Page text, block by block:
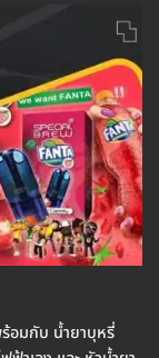
อมกับ น้ำยาบุหรี่